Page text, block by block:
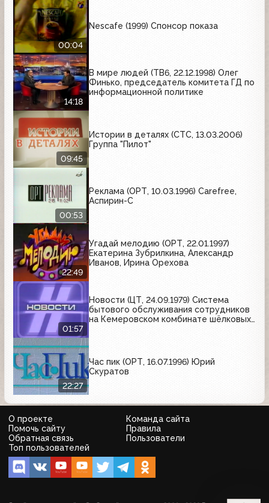
00:04
Nescafe (1999) Спонсор показа
14:18
В мире людей (ТВ6, 22.12.1998) Олег
Финько, председатель комитета ГД по
информационной политике
09:45
Истории в деталях (СТС, 13.03.2006)
Группа "Пилот"
00:53
Реклама (ОРТ, 10.03.1996) Carefree,
Аспирин-C
22:49
Угадай мелодию (ОРТ, 22.01.1997)
Екатерина Зубрилкина, Александр
Иванов, Ирина Орехова
01:57
Новости (ЦТ, 24.09.1979) Система
бытового обслуживания сотрудников
на Кемеровском комбинате шёлковых
22:27
Час пик (ОРТ, 16.07.1996) Юрий
Скуратов
О проекте
Команда сайта
Помочь сайту
Правила
Обратная связь
Пользователи
Топ пользователей